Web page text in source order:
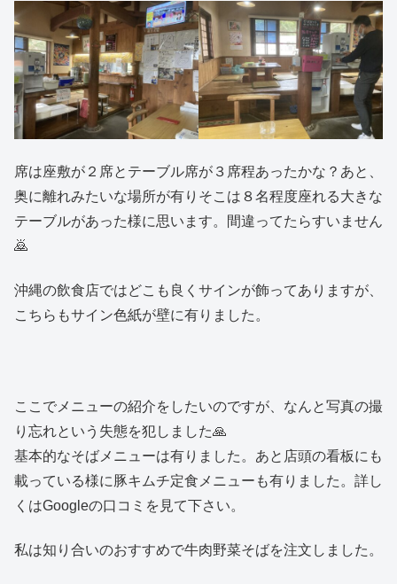
席は座敷が２席とテーブル席が３席程あったかな？あと、
奥に離れみたいな場所が有りそこは８名程度座れる大きな
テーブルがあった様に思います。間違ってたらすいません
🙇
沖縄の飲食店ではどこも良くサインが飾ってありますが、
こちらもサイン色紙が壁に有りました。
ここでメニューの紹介をしたいのですが、なんと写真の撮
り忘れという失態を犯しました🙏
基本的なそばメニューは有りました。あと店頭の看板にも
載っている様に豚キムチ定食メニューも有りました。詳し
くはGoogleの口コミを見て下さい。
私は知り合いのおすすめで牛肉野菜そばを注文しました。